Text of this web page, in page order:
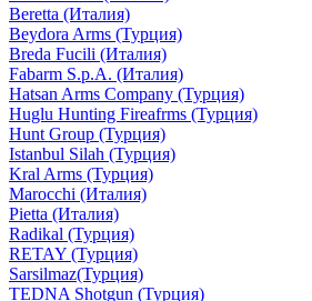
Beretta (Италия)
Beydora Arms (Турция)
Breda Fucili (Италия)
Fabarm S.p.A. (Италия)
Hatsan Arms Company (Турция)
Huglu Hunting Fireafrms (Турция)
Hunt Group (Турция)
Istanbul Silah (Турция)
Kral Arms (Турция)
Marocchi (Италия)
Pietta (Италия)
Radikal (Турция)
RETAY (Турция)
Sarsilmaz(Турция)
TEDNA Shotgun (Турция)